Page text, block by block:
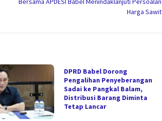
Harga Sawit
DPRD Babel Dorong
Pengalihan Penyeberangan
Sadai ke Pangkal Balam,
Distribusi Barang Diminta
Tetap Lancar